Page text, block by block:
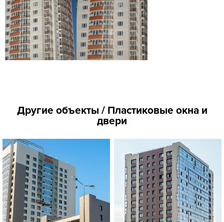
Другие объекты / Пластиковые окна и
двери